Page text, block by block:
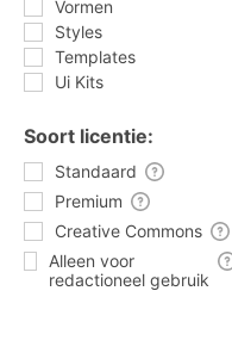
Vormen
Styles
Templates
Ui Kits
Soort licentie:
Standaard
Premium
Creative Commons
Alleen voor
redactioneel gebruik